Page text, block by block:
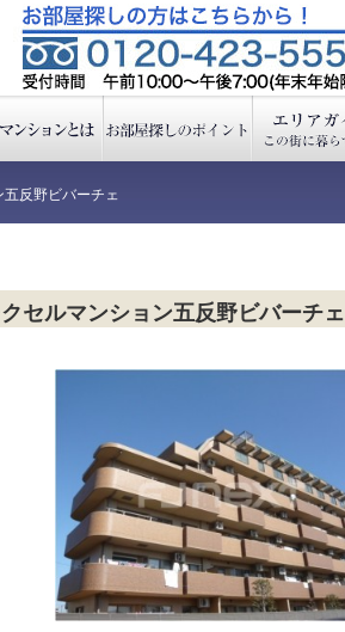
反野ビバーチェ
セルマンション五反野ビバーチェ